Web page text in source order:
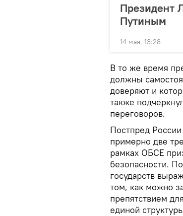
Президент
Путиным
14 мая, 13:28
В то же время
должны
доверяют и
также
переговоров.
Постпред
примерно две
рамках ОБСЕ
безопасности.
государств
том, как можно
препятствием
единой